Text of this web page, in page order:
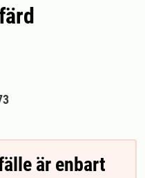
är enbart